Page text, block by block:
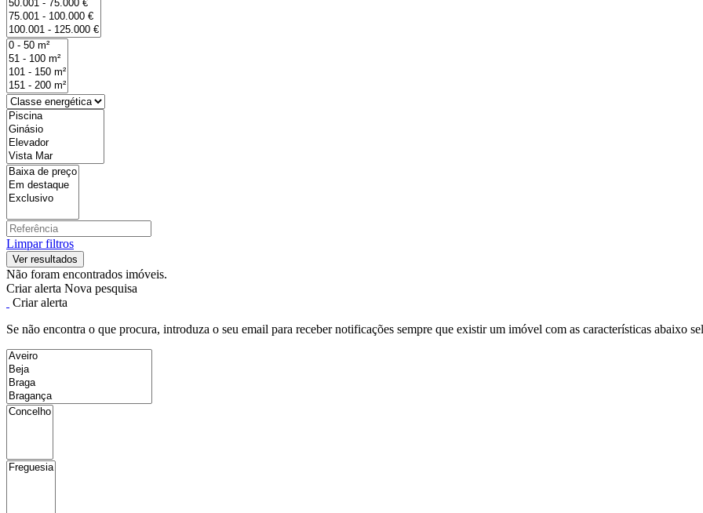
Limpar filtros
Não foram encontrados imóveis.
Criar alerta Nova pesquisa
Criar alerta
Se não encontra o que procura, introduza o seu email para receber notificações sempre que existir um imóvel com as características abaixo